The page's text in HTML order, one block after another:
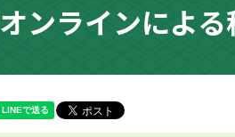
オンラインによ